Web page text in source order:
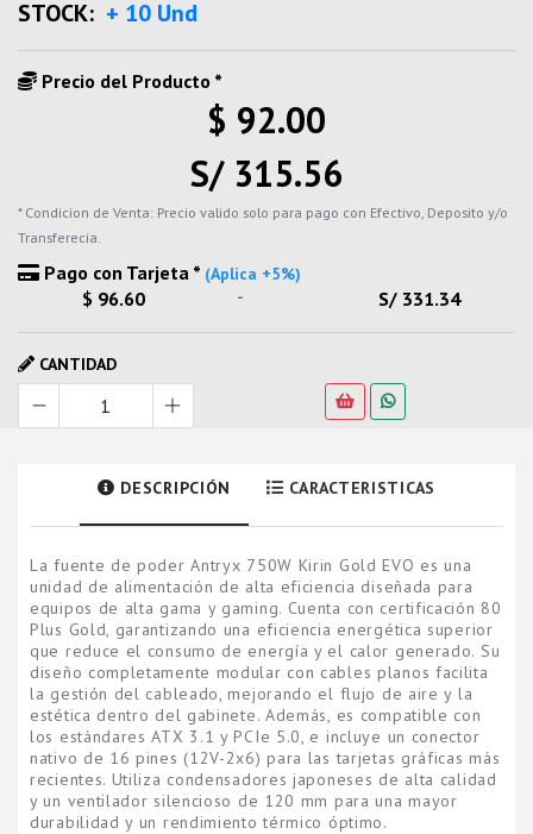
STOCK: + 10 Und
Precio del Producto *
$ 92.00
S/ 315.56
* Condicion de Venta: Precio valido solo para pago con Efectivo, Deposito y/o
Transferecia.
Pago con Tarjeta * (Aplica +5%)
$ 96.60 - S/ 331.34
CANTIDAD
DESCRIPCIÓN CARACTERISTICAS
La fuente de poder Antryx 750W Kirin Gold EVO es una
unidad de alimentación de alta eficiencia diseñada para
equipos de alta gama y gaming. Cuenta con certificación 80
Plus Gold, garantizando una eficiencia energética superior
que reduce el consumo de energía y el calor generado. Su
diseño completamente modular con cables planos facilita
la gestión del cableado, mejorando el flujo de aire y la
estética dentro del gabinete. Además, es compatible con
los estándares ATX 3.1 y PCIe 5.0, e incluye un conector
nativo de 16 pines (12V-2x6) para las tarjetas gráficas más
recientes. Utiliza condensadores japoneses de alta calidad
y un ventilador silencioso de 120 mm para una mayor
durabilidad y un rendimiento térmico óptimo.